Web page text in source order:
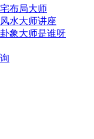
布局大师
水大师讲座
象大师是谁呀